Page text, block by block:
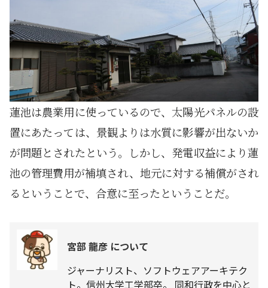
蓮池は農業用に使っているので、太陽光パネルの設
置にあたっては、景観よりは水質に影響が出ないか
が問題とされたという。しかし、発電収益により蓮
池の管理費用が補填され、地元に対する補償がされ
るということで、合意に至ったということだ。
宮部 龍彦 について
ジャーナリスト、ソフトウェアアーキテク
ト。信州大学工学部卒。 同和行政を中心と